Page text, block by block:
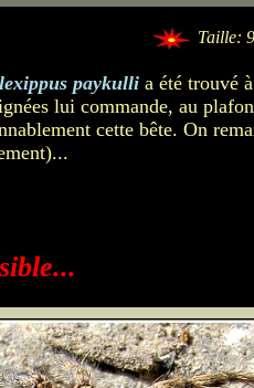
Taille:
paykullia été trouvé
lui commande, au
cette bête. On